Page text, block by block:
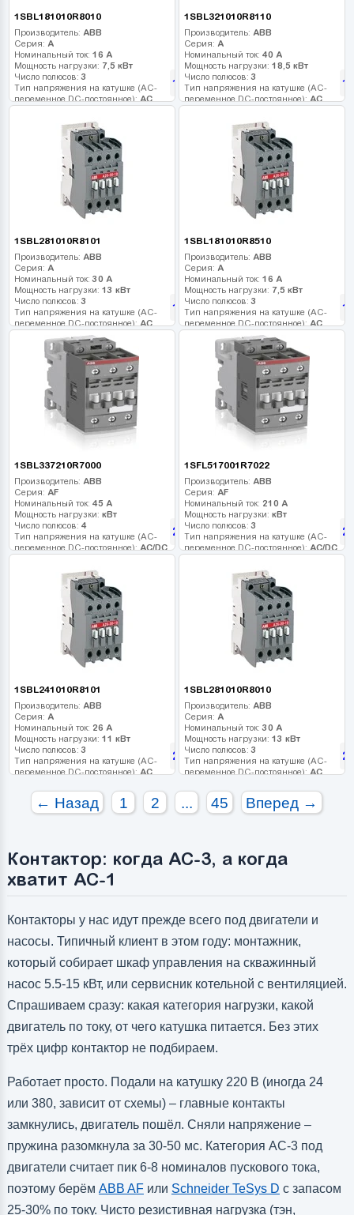
1SBL181010R8010
Производитель: ABB
Серия: A
Номинальный ток: 16 А
Мощность нагрузки: 7,5 кВт
Число полюсов:3
Тип напряжения на катушке (AC-
переменное DC-постоянное): AC
Дополнительные контакты:
106грн
1SBL321010R8110
Производитель: ABB
Серия: A
Номинальный ток: 40 А
Мощность нагрузки: 18,5 кВт
Число полюсов:3
Тип напряжения на катушке (AC-
переменное DC-постоянное): AC
Дополнительные контакты:
1SBL281010R8101
Производитель: ABB
Серия: A
Номинальный ток:30 А
Мощность нагрузки: 13 кВт
Число полюсов:3
Тип напряжения на катушке (AC-
переменное DC-постоянное): AC
Напряжение катушки:
Дополнительные контакты:
116грн
1SBL181010R8510
Производитель: ABB
Серия: A
Номинальный ток: 16 А
Мощность нагрузки: 7,5 кВт
Число полюсов:3
Тип напряжения на катушке (AC-
переменное DC-постоянное): AC
Напряжение катушки:
Дополнительные контакты:
1SBL337210R7000
Производитель: ABB
Серия: AF
Номинальный ток: 45 А
Мощность нагрузки: кВт
Число полюсов: 4
Тип напряжения на катушке (AC-
переменное DC-постоянное): AC/DC
Дополнительные контакты:
232грн
1SFL517001R7022
Производитель: ABB
Серия: AF
Номинальный ток: 210 А
Мощность нагрузки: кВт
Число полюсов:3
Тип напряжения на катушке (AC-
переменное DC-постоянное): AC/DC
Дополнительные контакты:
1SBL241010R8101
Производитель: ABB
Серия: A
Номинальный ток: 26 А
Мощность нагрузки: 11 кВт
Число полюсов:3
Тип напряжения на катушке (AC-
переменное DC-постоянное): AC
Дополнительные контакты:1H3
241грн
1SBL281010R8010
Производитель: ABB
Серия: A
Номинальный ток:30 А
Мощность нагрузки: 13 кВт
Число полюсов:3
Тип напряжения на катушке (AC-
переменное DC-постоянное): AC
Дополнительные контакты:1HO
← Назад 1 2 ... 45 Вперед →
Контактор: когда AC-3, а когда
хватит AC-1
Контакторы у нас идут прежде всего под двигатели и
насосы. Типичный клиент в этом году: монтажник,
который собирает шкаф управления на скважинный
насос 5.5-15 кВт, или сервисник котельной с вентиляцией.
Спрашиваем сразу: какая категория нагрузки, какой
двигатель по току, от чего катушка питается. Без этих
трёх цифр контактор не подбираем.
Работает просто. Подали на катушку 220 В (иногда 24
или 380, зависит от схемы) – главные контакты
замкнулись, двигатель пошёл. Сняли напряжение –
пружина разомкнула за 30-50 мс. Категория AC-3 под
двигатели считает пик 6-8 номиналов пускового тока,
поэтому берём ABB AFили Schneider TeSys D с запасом
25-30% по току. Чисто резистивная нагрузка (тэн,